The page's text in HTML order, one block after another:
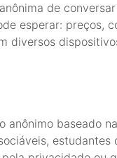
de
esperar: preços,
diversos
anônimo baseado